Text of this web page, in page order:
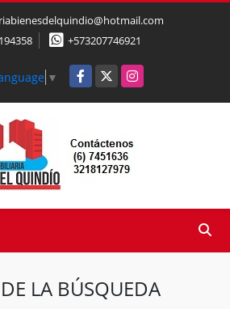
+573207746921
▼ Facebook
X Instagram
LA BÚSQUEDA